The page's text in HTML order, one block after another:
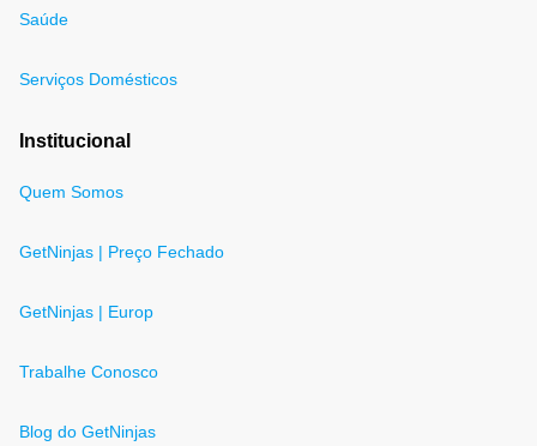
Saúde
Serviços Domésticos
Institucional
Quem Somos
GetNinjas | Preço Fechado
GetNinjas | Europ
Trabalhe Conosco
Blog do GetNinjas